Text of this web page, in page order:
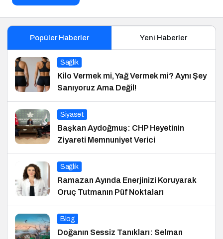
Popüler Haberler Yeni Haberler
Sağlık
Kilo Vermek mi, Yağ Vermek mi? Aynı Şey
Sanıyoruz Ama Değil!
Siyaset
Başkan Aydoğmuş: CHP Heyetinin
Ziyareti Memnuniyet Verici
Sağlık
Ramazan Ayında Enerjinizi Koruyarak
Oruç Tutmanın Püf Noktaları
Blog
Doğanın Sessiz Tanıkları: Selman